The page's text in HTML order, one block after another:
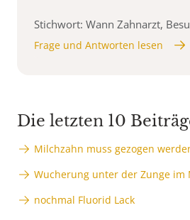
Stichwort: Wann Zahnarzt,
Frage und Antworten lesen
Die letzten 10
Milchzahn muss gezogen
Wucherung unter der Zunge im
nochmal Fluorid Lack